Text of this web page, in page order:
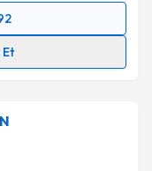
bilgilendireceğiz.